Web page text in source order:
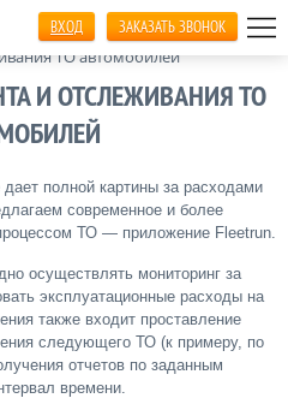
ВХОД ЗАКАЗАТЬ ЗВОНОК
ТО автомобилей
И ОТСЛЕЖИВАНИЯ ТО
полной картины за расходами
современное и более
ТО — приложение Fleetrun.
осуществлять мониторинг за
эксплуатационные расходы на
также входит проставление
следующего ТО (к примеру, по
отчетов по заданным
времени.